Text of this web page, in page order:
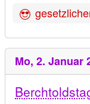
Mo, 2. Januar